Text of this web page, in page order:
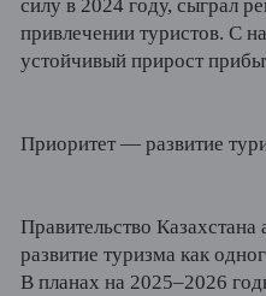
силу в 2024 году, сыграл
привлечении туристов. С
устойчивый прирост
Приоритет — развитие
Правительство Казахстана
развитие туризма как
В планах на 2025–2026